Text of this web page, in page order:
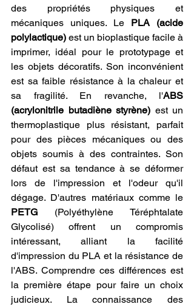
des propriétés physiques et
mécaniques uniques. Le PLA (acide
polylactique) est un bioplastique facile à
imprimer, idéal pour le prototypage et
les objets décoratifs. Son inconvénient
est sa faible résistance à la chaleur et
sa fragilité. En revanche, l'ABS
(acrylonitrile butadiène styrène) est un
thermoplastique plus résistant, parfait
pour des pièces mécaniques ou des
objets soumis à des contraintes. Son
défaut est sa tendance à se déformer
lors de l'impression et l'odeur qu'il
PETG (Polyéthylène Téréphtalate
Glycolisé) offrent un compromis
intéressant, alliant la facilité
d'impression du PLA et la résistance de
l'ABS. Comprendre ces différences est
la première étape pour faire un choix
judicieux. La connaissance des